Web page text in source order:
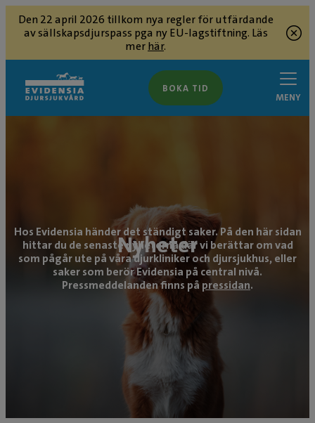
Den 22 april 2026 tillkom nya regler för utfärdande
av sällskapsdjurspass pga ny EU-lagstiftning. Läs
merhär.
BOKA TID
MENY
Nyheter
Hos Evidensia händer det ständigt saker. På den här sidan
hittar du de senaste nyheterna där vi berättar om vad
som pågår ute på våra djurkliniker och djursjukhus, eller
saker som berör Evidensia på central nivå.
Pressmeddelanden finns på pressidan.